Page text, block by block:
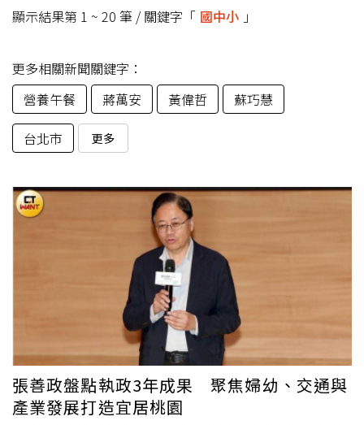
顯示結果第 1 ~ 20 筆 / 關鍵字「 國中小 」
更多相關新聞關鍵字：
營養午餐
蔣萬安 黃偉哲
蘇巧慧
台北市
更多
張善政盤點執政3年成果 聚焦婦幼、交通與
產業發展打造宜居桃園